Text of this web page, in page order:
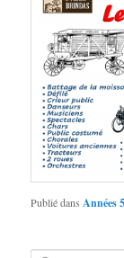
Publié dans Années